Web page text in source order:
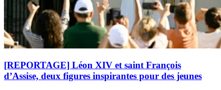
[REPORTAGE] Léon XIV et saint François
d’Assise, deux figures inspirantes pour des jeunes